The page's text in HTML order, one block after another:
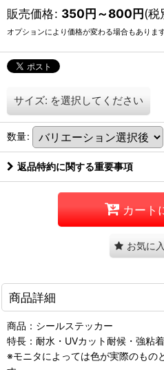
販売価格: 350円～800円(税
オプションにより価格が変わる場合もあります
サイズ: を選択してください
数量:
返品特約に関する重要事項
カート
お気に
商品詳細
商品：シールステッカー
特長：耐水・UVカット耐候・強粘着
※モニタによっては色が実際のもの